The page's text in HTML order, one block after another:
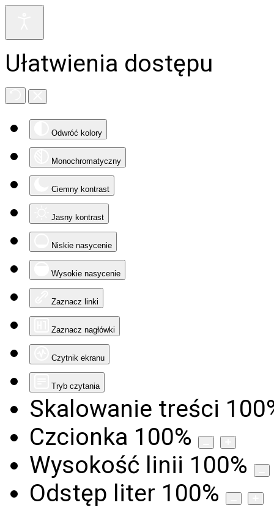
Ułatwienia dostępu
Odwróć kolory
Monochromatyczny
Ciemny kontrast
Jasny kontrast
Niskie nasycenie
Wysokie nasycenie
Zaznacz linki
Zaznacz nagłówki
Czytnik ekranu
Tryb czytania
Skalowanie treści 100
Czcionka 100%
Wysokość linii 100%
Odstęp liter 100%